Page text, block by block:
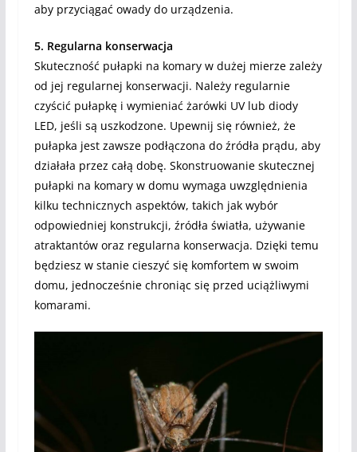
aby przyciągać owady do urządzenia.
5. Regularna konserwacja
Skuteczność pułapki na komary w dużej mierze zależy
od jej regularnej konserwacji. Należy regularnie
czyścić pułapkę i wymieniać żarówki UV lub diody
LED, jeśli są uszkodzone. Upewnij się również, że
pułapka jest zawsze podłączona do źródła prądu, aby
działała przez całą dobę. Skonstruowanie skutecznej
pułapki na komary w domu wymaga uwzględnienia
kilku technicznych aspektów, takich jak wybór
odpowiedniej konstrukcji, źródła światła, używanie
atraktantów oraz regularna konserwacja. Dzięki temu
będziesz w stanie cieszyć się komfortem w swoim
domu, jednocześnie chroniąc się przed uciążliwymi
komarami.